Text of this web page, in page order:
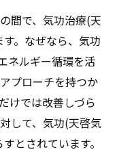
や療法)で天啓気
ンダリニーが
化するクンダリ
セス
間で、気功治療(天
。なぜなら、気功
ネルギー循環を活
プローチを持つか
けでは改善しづら
して、気功(天啓気
とされています。